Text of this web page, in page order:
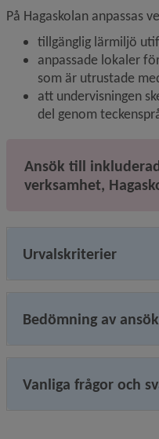
På Hagaskolan anpassas
tillgänglig lärmiljö
anpassade lokaler
som är utrustade
att undervisningen
del genom
Ansök till
verksamhet,
Urvalskriterier
Bedömning av
Vanliga frågor och